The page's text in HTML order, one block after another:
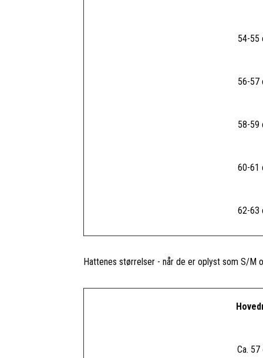
54-55
56-57
58-59
60-61
62-63
Hattenes størrelser - når de er oplyst som S/M
Ca.